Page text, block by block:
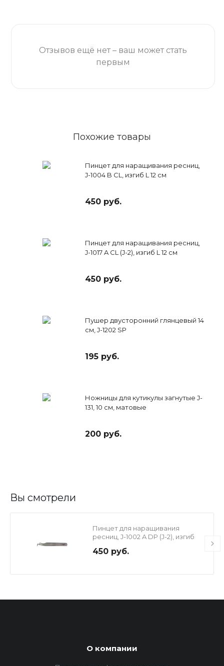
Отзывов ещё нет – ваш может стать
первым
Похожие товары
Пинцет для наращивания ресниц,
J-1004 B CL, изгиб L 12 см
450 руб.
Пинцет для наращивания ресниц,
J-1017 A CL (J-2), изгиб L 12 см
450 руб.
Пушер двусторонний глянцевый 14
см, J-1202 SP
195 руб.
Ножницы для кутикулы загнутые J-
131, 10 см, матовые
200 руб.
Вы смотрели
Пинцет для наращивания
ресниц, J-1002 A DP (J-2), изгиб
450 руб.
О компании